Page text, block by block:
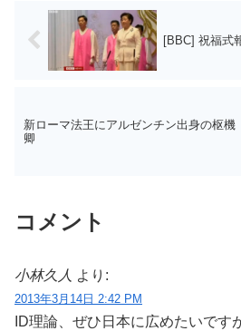
[BBC] 祝福式
新ローマ法王にアルゼンチン出身の枢機
卿
コメント
小林久人 より:
2013年3月14日 2:42 PM
ID理論、ぜひ日本に広めたいです